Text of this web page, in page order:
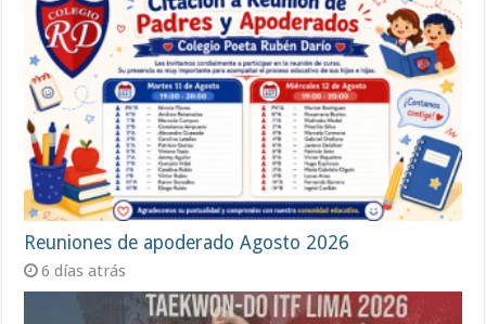
Reuniones de apoderado Agosto 2026
6 días atrás